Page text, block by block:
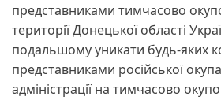
представниками тимчасово
території Донецької області
подальшому уникати будь-яких
представниками російської
адміністрації на тимчасово